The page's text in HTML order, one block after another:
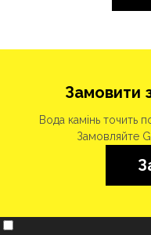
Замовити
Вода камінь точить
Замовляйте